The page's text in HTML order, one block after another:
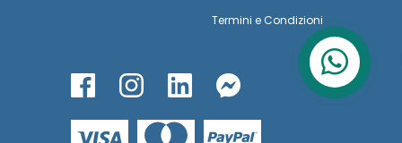
Termini e Condizioni